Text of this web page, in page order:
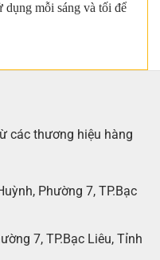
dụng mỗi sáng và tối để
các thương hiệu hàng
Phường 7, TP.Bạc
7, TP.Bạc Liêu, Tỉnh